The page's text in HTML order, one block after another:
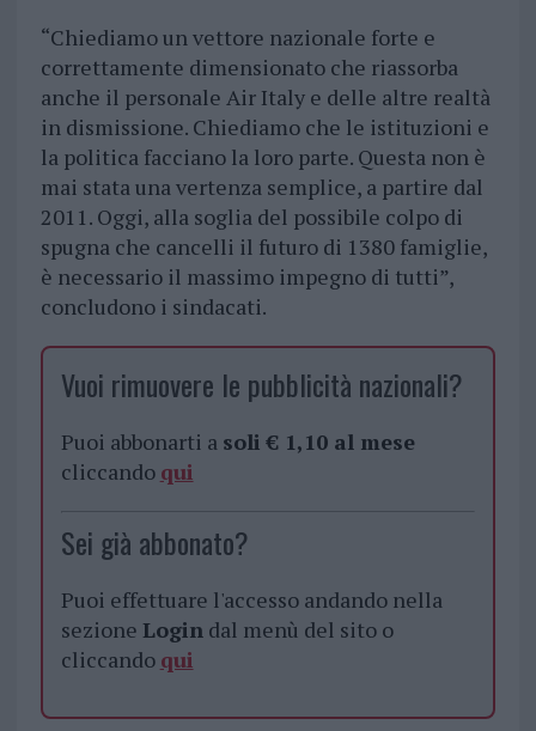
“Chiediamo un vettore nazionale forte e
correttamente dimensionato che riassorba
anche il personale Air Italy e delle altre realtà
in dismissione. Chiediamo che le istituzioni e
la politica facciano la loro parte. Questa non è
mai stata una vertenza semplice, a partire dal
2011. Oggi, alla soglia del possibile colpo di
spugna che cancelli il futuro di 1380 famiglie,
è necessario il massimo impegno di tutti”,
concludono i sindacati.
Vuoi rimuovere le pubblicità nazionali?
Puoi abbonarti a soli € 1,10 al mese
cliccando qui
Sei già abbonato?
Puoi effettuare l'accesso andando nella
sezione Logindal menù del sito o
cliccando qui